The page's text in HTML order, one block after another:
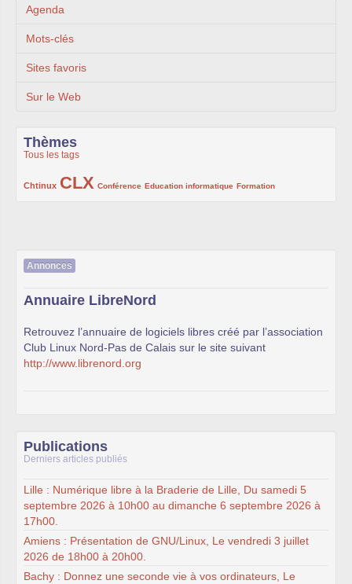
Agenda
Mots-clés
Sites favoris
Sur le Web
Thèmes
Tous les tags
Chtinux
222/1002CLX
1002/1002 Conférence
132/1002 Education informatique
119/1002 Formation
168/1002
Annonces
Annuaire LibreNord
Retrouvez l’annuaire de logiciels libres créé par l’association
Club Linux Nord-Pas de Calais sur le site suivant
http://www.librenord.org
Publications
Derniers articles publiés
Lille : Numérique libre à la Braderie de Lille, Du samedi 5
septembre 2026 à 10h00 au dimanche 6 septembre 2026 à
17h00.
Amiens : Présentation de GNU/Linux, Le vendredi 3 juillet
2026 de 18h00 à 20h00.
Bachy : Donnez une seconde vie à vos ordinateurs, Le